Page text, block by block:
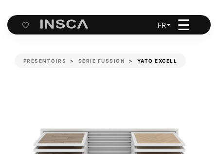
Cart
FR ☰
PRESENTOIRS SÉRIE FUSSION YATO EXCELL